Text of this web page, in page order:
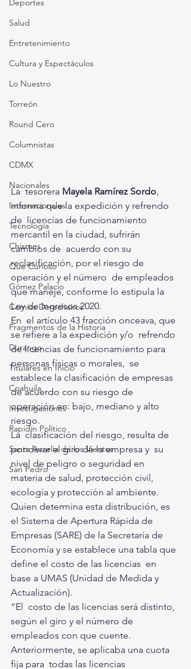
Deportes
Salud
Entretenimiento
Cultura y Espectáculos
Lo Nuestro
Torreón
Round Cero
Columnistas
CDMX
Nacionales
Internacionales
Tecnología
Chismes
Qué Curioso
Gómez Palacio
Comics Derechairos
Fragmentos de la Historia
Durango
Titulares en Inicio
Coahuila
Investigaciones
Rapidín Político
Santa Aurelia de los Vientos
San Pedro
La  tesorera Mayela Ramírez Sordo,
informa que la expedición y refrendo
de  licencias de funcionamiento
mercantil en la ciudad, sufrirán
cambios de  acuerdo con su
reclasificación, por el riesgo de
operación y el número  de empleados
que maneje, conforme lo estipula la
Ley de Ingresos 2020.
En  el artículo 43 fracción onceava, que
se refiere a la expedición y/o  refrendo
de licencias de funcionamiento para
personas físicas o morales,  se
establece la clasificación de empresas
de acuerdo con su riesgo de
operación en: bajo, mediano y alto
riesgo.
La  clasificación del riesgo, resulta de
ponderar el giro de la empresa y  su
nivel de peligro o seguridad en
materia de salud, protección civil,
ecología y protección al ambiente.
Quien determina esta distribución, es
el Sistema de Apertura Rápida de
Empresas (SARE) de la Secretaría de
Economía y se establece una tabla que
define el costo de las licencias  en
base a UMAS (Unidad de Medida y
Actualización).
“El  costo de las licencias será distinto,
según el giro y el número de
empleados con que cuente.
Anteriormente, se aplicaba una cuota
fija para  todas las licencias